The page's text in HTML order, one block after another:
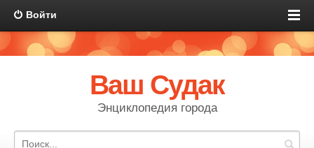
Войти
Ваш Судак
Энциклопедия города